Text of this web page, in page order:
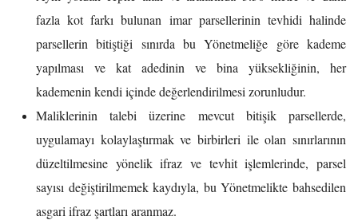
fazla kot farkı bulunan imar parsellerinin tevhidi halinde
parsellerin bitiştiği sınırda bu Yönetmeliğe göre kademe
yapılması ve kat adedinin ve bina yüksekliğinin, her
kademenin kendi içinde değerlendirilmesi zorunludur.
Maliklerinin talebi üzerine mevcut bitişik parsellerde,
uygulamayı kolaylaştırmak ve birbirleri ile olan sınırlarının
düzeltilmesine yönelik ifraz ve tevhit işlemlerinde, parsel
sayısı değiştirilmemek kaydıyla, bu Yönetmelikte bahsedilen
asgari ifraz şartları aranmaz.